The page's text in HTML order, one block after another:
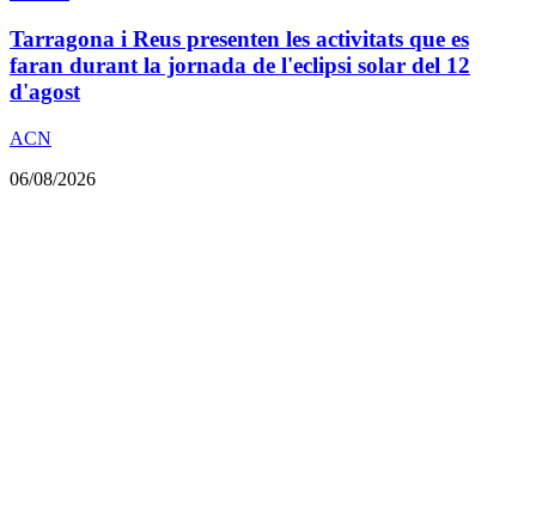
Tarragona i Reus presenten les activitats que es
faran durant la jornada de l'eclipsi solar del 12
d'agost
ACN
06/08/2026